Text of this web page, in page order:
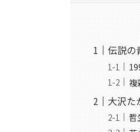
伝説の
複
大沢た
哲